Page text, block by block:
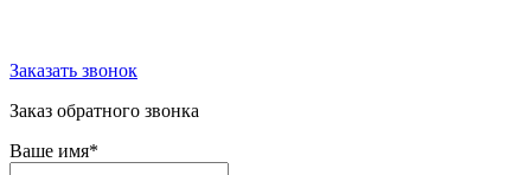
Заказать звонок
Заказ обратного звонка
Ваше имя*